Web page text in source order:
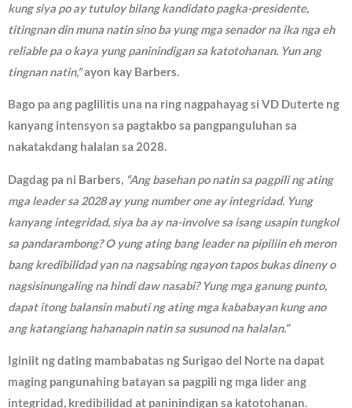
kung siya po ay tutuloy bilang kandidato pagka-presidente,
titingnan din muna natin sino ba yung mga senador na ika nga eh
reliable pa o kaya yung paninindigan sa katotohanan. Yun ang
tingnan natin,”ayon kay Barbers.
Bago pa ang paglilitis una na ring nagpahayag si VD Duterte ng
kanyang intensyon sa pagtakbo sa pangpanguluhan sa
nakatakdang halalan sa 2028.
Dagdag pa ni Barbers, “Ang basehan po natin sa pagpili ng ating
mga leader sa 2028 ay yung number one ay integridad. Yung
kanyang integridad, siya ba ay na-involve sa isang usapin tungkol
sa pandarambong? O yung ating bang leader na pipiliin eh meron
bang kredibilidad yan na nagsabing ngayon tapos bukas dineny o
nagsisinungaling na hindi daw nasabi? Yung mga ganung punto,
dapat itong balansin mabuti ng ating mga kababayan kung ano
ang katangiang hahanapin natin sa susunod na halalan.”
Iginiit ng dating mambabatas ng Surigao del Norte na dapat
maging pangunahing batayan sa pagpili ng mga lider ang
integridad, kredibilidad at paninindigan sa katotohanan.